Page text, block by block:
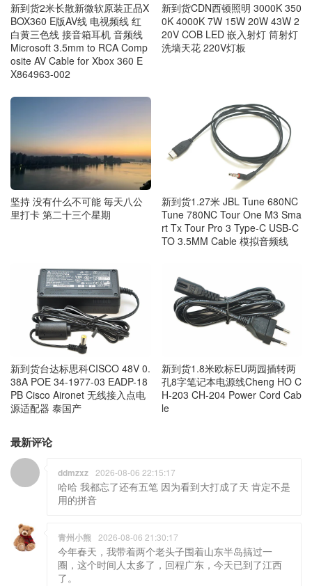
新到货2米长散新微软原装正品X
BOX360 E版AV线 电视频线 红
白黄三色线 接音箱耳机 音频线
Microsoft 3.5mm to RCA Comp
osite AV Cable for Xbox 360 E
X864963-002
新到货CDN西顿照明 3000K 350
0K 4000K 7W 15W 20W 43W 2
20V COB LED 嵌入射灯 筒射灯
洗墙天花 220V灯板
坚持 没有什么不可能 毎天八公
里打卡 第二十三个星期
新到货1.27米 JBL Tune 680NC
Tune 780NC Tour One M3 Sma
rt Tx Tour Pro 3 Type‑C USB‑C
TO 3.5MM Cable 模拟音频线
新到货台达标思科CISCO 48V 0.
38A POE 34-1977-03 EADP-18
PB Cisco Aironet 无线接入点电
源适配器 泰国产
新到货1.8米欧标EU两园插转两
孔8字笔记本电源线Cheng HO C
H-203 CH-204 Power Cord Cab
le
最新评论
ddmzxz 2026-08-06 22:15:17
哈哈 我都忘了还有五笔 因为看到大打成了天 肯定不是
用的拼音
青州小熊 2026-08-06 21:30:17
今年春天，我带着两个老头子围着山东半岛搞过一
圈，这个时间人太多了，回程广东，今天已到了江西
了。